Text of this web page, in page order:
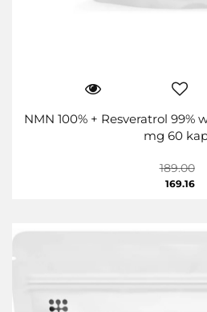
NMN 100% + Resveratrol 99%
mg 60
189.00
169.16